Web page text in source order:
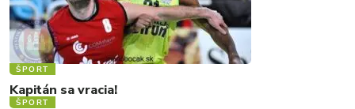
ŠPORT
Kapitán sa vracia!
ŠPORT